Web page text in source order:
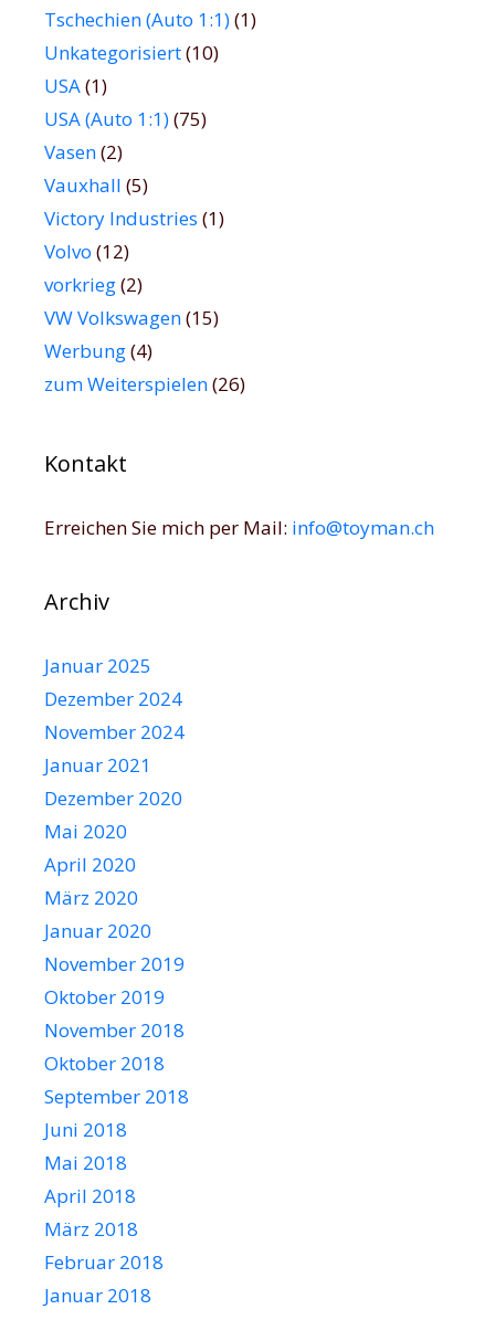
Tschechien (Auto 1:1)(1)
Unkategorisiert(10)
USA(1)
USA (Auto 1:1)(75)
Vasen(2)
Vauxhall (5)
Victory Industries (1)
Volvo (12)
vorkrieg(2)
VW Volkswagen(15)
Werbung(4)
zum Weiterspielen(26)
Kontakt
Erreichen Sie mich per Mail: info@toyman.ch
Archiv
Januar 2025
Dezember 2024
November 2024
Januar 2021
Dezember 2020
Mai 2020
April 2020
März 2020
Januar 2020
November 2019
Oktober 2019
November 2018
Oktober 2018
September 2018
Juni 2018
Mai 2018
April 2018
März 2018
Februar 2018
Januar 2018